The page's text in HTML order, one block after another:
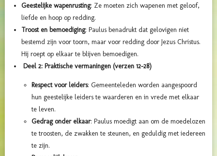
Geestelijke wapenrusting: Ze moeten zich wapenen met geloof,
liefde en hoop op redding.
Troost en bemoediging: Paulus benadrukt dat gelovigen niet
bestemd zijn voor toorn, maar voor redding door Jezus Christus.
Hij roept op elkaar te blijven bemoedigen.
Deel 2: Praktische vermaningen (verzen 12–28)
Respect voor leiders: Gemeenteleden worden aangespoord
hun geestelijke leiders te waarderen en in vrede met elkaar
te leven.
Gedrag onder elkaar: Paulus moedigt aan om de moedelozen
te troosten, de zwakken te steunen, en geduldig met iedereen
te zijn.